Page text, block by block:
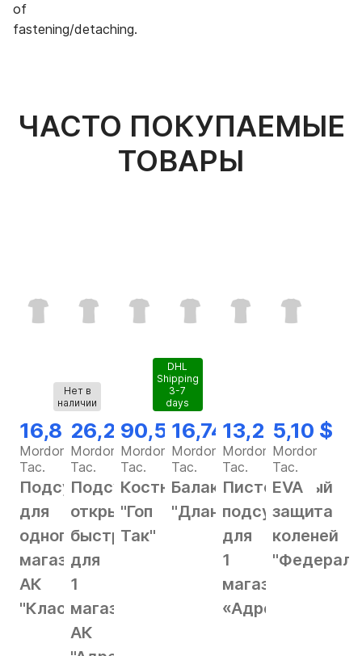
of
fastening/detaching.
ЧАСТО ПОКУПАЕМЫЕ
ТОВАРЫ
16,82 $
Mordor
Tac.
Подсумок
для
одного
магазина
АК
"Классика"
Нет в
наличии
26,28 $
Mordor
Tac.
Подсумок
открытый
быстрый
для
1
магазина
АК
90,56 $
Mordor
Tac.
Костюм
"Гоп
Так"
DHL
Shipping
3-7
days
16,74 $
Mordor
Tac.
Балаклава
"Длань"
13,25 $
Mordor
Tac.
Пистолетный
подсумок
для
1
магазина
«Адрес»
5,10 $
Mordor
Tac.
EVA
защита
коленей
"Федерал"